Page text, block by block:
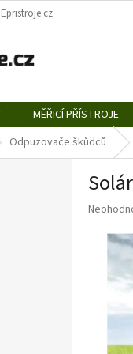
MĚŘICÍ PŘÍSTROJE
Odpuzovače škůdců
Průměrné
produktu